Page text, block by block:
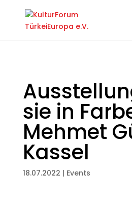
sie in
Mehmet
Kassel
18.07.2022 | Events